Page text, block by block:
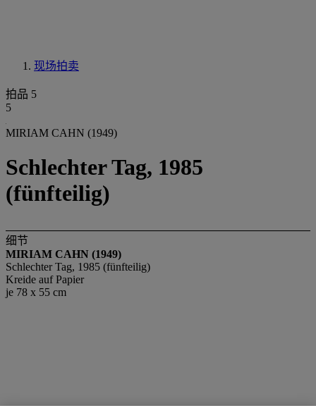
现场拍卖
拍品 5
5
MIRIAM CAHN (1949)
Schlechter Tag, 1985
(fünfteilig)
细节
MIRIAM CAHN (1949)
Schlechter Tag, 1985 (fünfteilig)
Kreide auf Papier
je 78 x 55 cm